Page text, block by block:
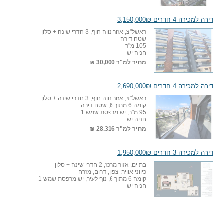
דירה למכירה 4 חדרים 3,150,000₪
ראשל"צ, אזור נווה חוף, 3 חדרי שינה + סלון
שטח דירה
105 מ"ר
חניה יש
מחיר למ"ר 30,000 ₪
דירה למכירה 4 חדרים 2,690,000₪
ראשל"צ, אזור נווה חוף, 3 חדרי שינה + סלון
קומה 6 מתוך 6, שטח דירה
95 מ"ר, יש מרפסת שמש 1
חניה יש
מחיר למ"ר 28,316 ₪
דירה למכירה 3 חדרים 1,950,000₪
בת ים, אזור מרכז, 2 חדרי שינה + סלון
כיווני אוויר: צפון, דרום, מזרח
קומה 6 מתוך 6, נוף לעיר, יש מרפסת שמש 1
חניה יש